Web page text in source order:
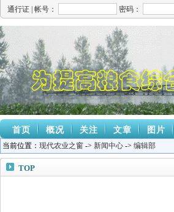
通行证 | 帐号： 密码：
首页 概况 关注 文章 图片
当前位置： 现代农业之窗 -> 新闻中心 -> 编辑部
TOP